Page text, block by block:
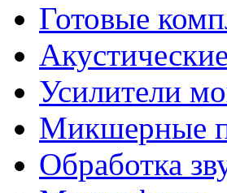
Готовые
Усилители
Микшерные
Обработка